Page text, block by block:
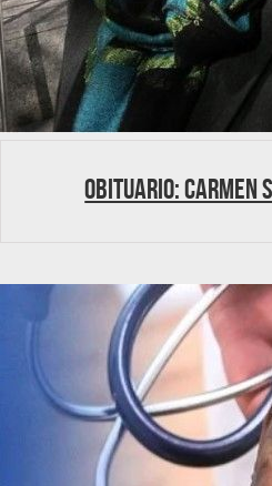
Obituario: Carmen